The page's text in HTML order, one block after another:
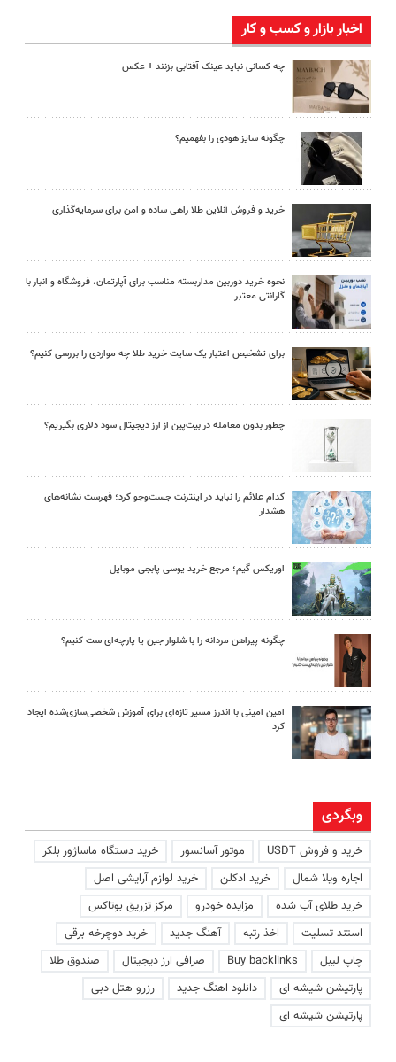
اخبار بازار و کسب و کار
چه کسانی نباید عینک آفتابی بزنند + عکس
چگونه سایز هودی را بفهمیم؟
خرید و فروش آنلاین طلا راهی ساده و امن برای سرمایه‌گذاری
نحوه خرید دوربین مداربسته مناسب برای آپارتمان، فروشگاه و انبار با
گارانتی معتبر
برای تشخیص اعتبار یک سایت خرید طلا چه مواردی را بررسی کنیم؟
چطور بدون معامله در بیت‌پین از ارز دیجیتال سود دلاری بگیریم؟
کدام علائم را نباید در اینترنت جست‌وجو کرد؛ فهرست نشانه‌های
هشدار
اوریکس گیم؛ مرجع خرید یوسی پابجی موبایل
چگونه پیراهن مردانه را با شلوار جین یا پارچه‌ای ست کنیم؟
امین امینی با اندرز مسیر تازه‌ای برای آموزش شخصی‌سازی‌شده ایجاد
کرد
وبگردی
خرید و فروش USDT موتور آسانسور
خرید دستگاه ماساژور بلکر
اجاره ویلا شمال
خرید ادکلن
خرید لوازم آرایشی اصل
خرید طلای آب شده
مزایده خودرو
مرکز تزریق بوتاکس
استند تسلیت
اخذ رتبه آهنگ جدید
خرید دوچرخه برقی
چاپ لیبل
Buy backlinks صرافی ارز دیجیتال
صندوق طلا
پارتیشن شیشه ای
دانلود اهنگ جدید
رزرو هتل دبی
پارتیشن شیشه ای